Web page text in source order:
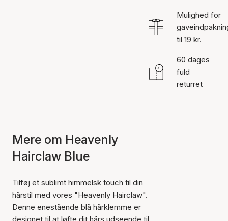
Mulighed for
til 19 kr.
60 dages
fuld
returret
Mere om Heavenly
Hairclaw Blue
Tilføj et sublimt himmelsk touch til din
hårstil med vores "Heavenly Hairclaw".
Denne enestående blå hårklemme er